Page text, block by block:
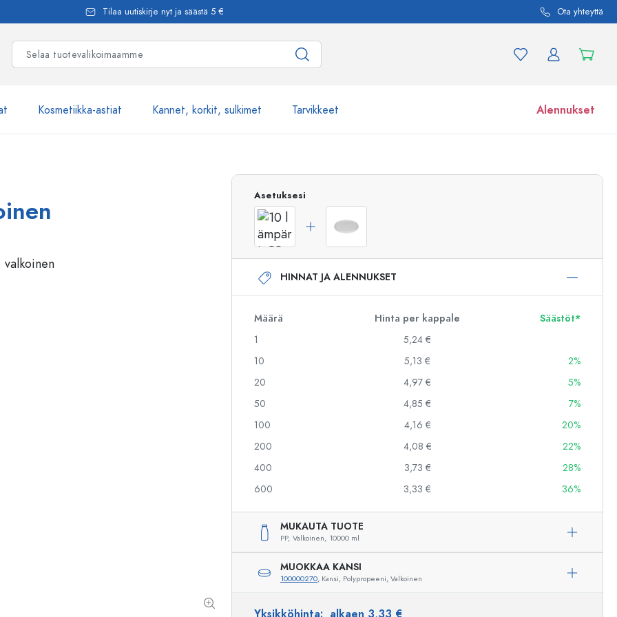
Tilaa uutiskirje nyt ja säästä 5 € Ota yhteyttä
Kosmetiikka-astiat Kannet, korkit, sulkimet Tarvikkeet Alennukset
Airless-pumppupullot
Roll-on-pullot
Puristuspullot
Säilytyspullot
Ginipullot
Joulupullot
Koristeelliset pullot
Käymisastiat
Lasipurkit
Asetuksesi
HINNAT JA ALENNUKSET
Määrä Hinta per kappale
Säästöt*
1
5,24 €
10
5,13 €
2%
20
4,97 €
5%
50
4,85 €
7%
100
4,16 €
20%
200
4,08 €
22%
400
3,73 €
28%
600
3,33 € 36%
MUKAUTA TUOTE
PP, Valkoinen, 10000 ml
MUOKKAA KANSI
100000270, Kansi, Polypropeeni, Valkoinen